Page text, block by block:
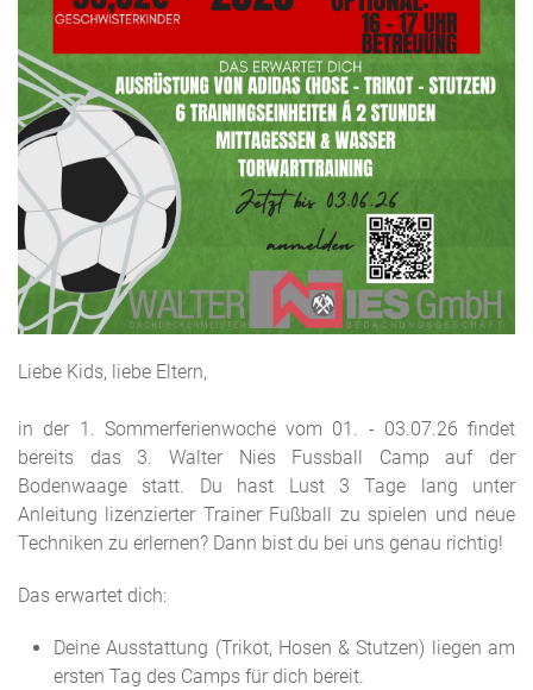
Liebe Kids, liebe Eltern,
in der 1. Sommerferienwoche vom 01. - 03.07.26 findet
bereits das 3. Walter Nies Fussball Camp auf der
Bodenwaage statt. Du hast Lust 3 Tage lang unter
Anleitung lizenzierter Trainer Fußball zu spielen und neue
Techniken zu erlernen? Dann bist du bei uns genau richtig!
Das erwartet dich:
Deine Ausstattung (Trikot, Hosen & Stutzen) liegen am
ersten Tag des Camps für dich bereit.